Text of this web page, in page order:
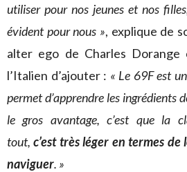
utiliser pour nos jeunes et nos
évident pour nous », explique de
alter ego de Charles Dorange
l’Italien d’ajouter : « Le 69F est
permet d’apprendre les ingrédients
le gros avantage, c’est que la
tout,c’est très léger en termes
naviguer. »